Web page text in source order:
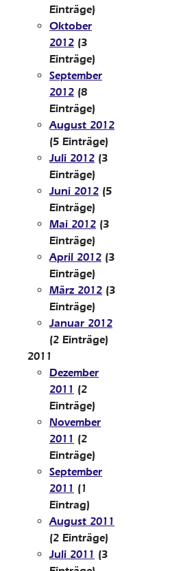
Einträge)
Oktober
2012 (3
Einträge)
September
2012 (8
Einträge)
August 2012
(5 Einträge)
Juli 2012 (3
Einträge)
Juni 2012 (5
Einträge)
Mai 2012 (3
Einträge)
April 2012 (3
Einträge)
März 2012 (3
Einträge)
Januar 2012
(2 Einträge)
2011
Dezember
2011 (2
Einträge)
November
2011 (2
Einträge)
September
2011 (1
Eintrag)
August 2011
(2 Einträge)
Juli 2011 (3